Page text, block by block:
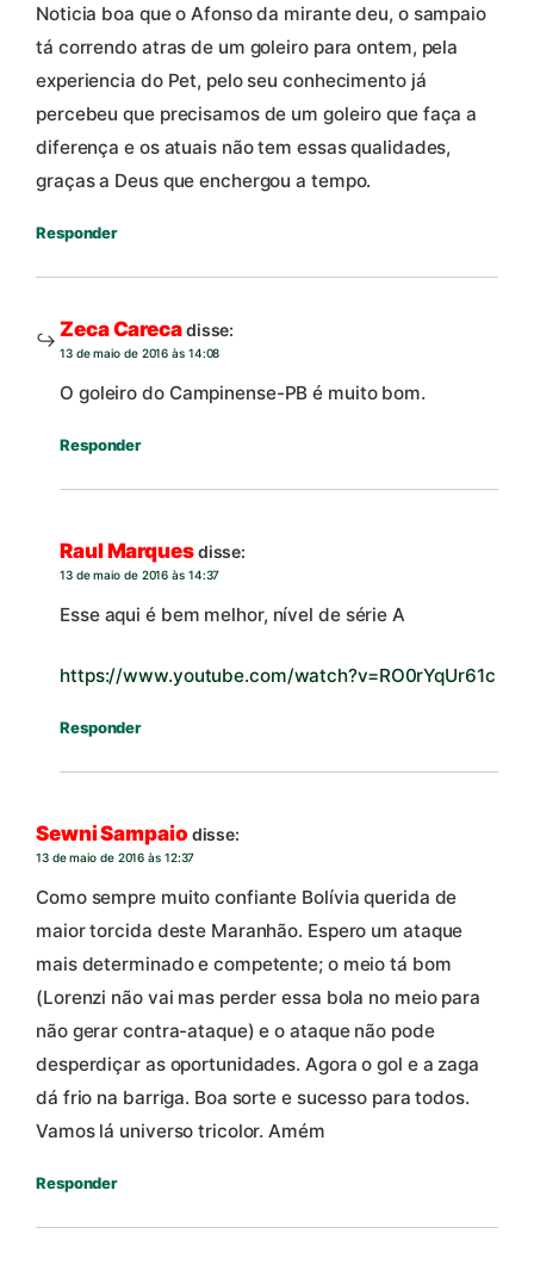
Noticia boa que o Afonso da mirante deu, o sampaio
tá correndo atras de um goleiro para ontem, pela
experiencia do Pet, pelo seu conhecimento já
percebeu que precisamos de um goleiro que faça a
diferença e os atuais não tem essas qualidades,
graças a Deus que enchergou a tempo.
Responder
Zeca Carecadisse:
13 de maio de 2016 às 14:08
O goleiro do Campinense-PB é muito bom.
Responder
Raul Marquesdisse:
13 de maio de 2016 às 14:37
Esse aqui é bem melhor, nível de série A
https://www.youtube.com/watch?v=RO0rYqUr61c
Responder
Sewni Sampaio disse:
13 de maio de 2016 às 12:37
Como sempre muito confiante Bolívia querida de
maior torcida deste Maranhão. Espero um ataque
mais determinado e competente; o meio tá bom
(Lorenzi não vai mas perder essa bola no meio para
não gerar contra-ataque) e o ataque não pode
desperdiçar as oportunidades. Agora o gol e a zaga
dá frio na barriga. Boa sorte e sucesso para todos.
Vamos lá universo tricolor. Amém
Responder